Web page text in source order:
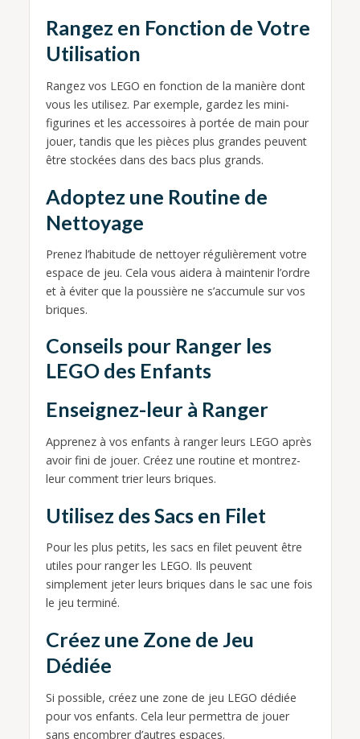
Rangez en Fonction de Votre
Utilisation
Rangez vos LEGO en fonction de la manière dont
vous les utilisez. Par exemple, gardez les mini-
figurines et les accessoires à portée de main pour
jouer, tandis que les pièces plus grandes peuvent
être stockées dans des bacs plus grands.
Adoptez une Routine de
Nettoyage
Prenez l’habitude de nettoyer régulièrement votre
espace de jeu. Cela vous aidera à maintenir l’ordre
et à éviter que la poussière ne s’accumule sur vos
briques.
Conseils pour Ranger les
LEGO des Enfants
Enseignez-leur à Ranger
Apprenez à vos enfants à ranger leurs LEGO après
avoir fini de jouer. Créez une routine et montrez-
leur comment trier leurs briques.
Utilisez des Sacs en Filet
Pour les plus petits, les sacs en filet peuvent être
utiles pour ranger les LEGO. Ils peuvent
simplement jeter leurs briques dans le sac une fois
le jeu terminé.
Créez une Zone de Jeu
Dédiée
Si possible, créez une zone de jeu LEGO dédiée
pour vos enfants. Cela leur permettra de jouer
sans encombrer d’autres espaces.